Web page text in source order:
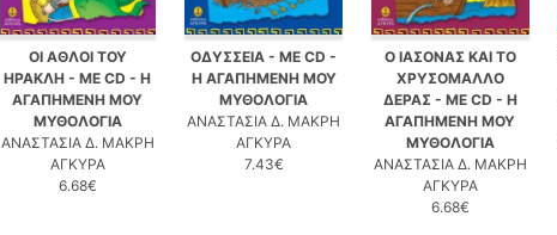
ΟΙ ΑΘΛΟΙ ΤΟΥ
ΗΡΑΚΛΗ - ΜΕ CD - Η
ΑΓΑΠΗΜΕΝΗ ΜΟΥ
ΜΥΘΟΛΟΓΙΑ
ΑΝΑΣΤΑΣΙΑ Δ. ΜΑΚΡΗ
ΑΓΚΥΡΑ
6.68€
ΟΔΥΣΣΕΙΑ - ΜΕ CD -
Η ΑΓΑΠΗΜΕΝΗ ΜΟΥ
ΜΥΘΟΛΟΓΙΑ
ΑΝΑΣΤΑΣΙΑ Δ. ΜΑΚΡΗ
ΑΓΚΥΡΑ
7.43€
Ο ΙΑΣΟΝΑΣ ΚΑΙ ΤΟ
ΧΡΥΣΟΜΑΛΛΟ
ΔΕΡΑΣ - ΜΕ CD - Η
ΑΓΑΠΗΜΕΝΗ ΜΟΥ
ΜΥΘΟΛΟΓΙΑ
ΑΝΑΣΤΑΣΙΑ Δ. ΜΑΚΡΗ
ΑΓΚΥΡΑ
6.68€